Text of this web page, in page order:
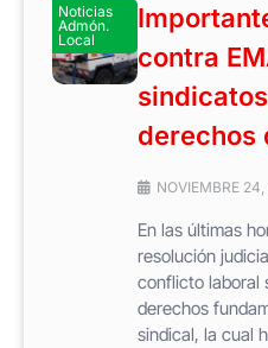
Noticias
Admón.
Local
contra
derechos
NOVIEMBRE 24,
En las últimas
resolución
conflicto laboral
derechos
sindical, la cual